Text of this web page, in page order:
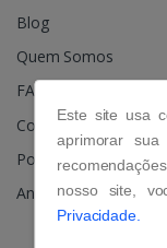
Blog
Quem Somos
FAQ
Contato
Política de Privacidade
Anuncie
Este site usa
aprimorar
nosso site,
Privacidade.